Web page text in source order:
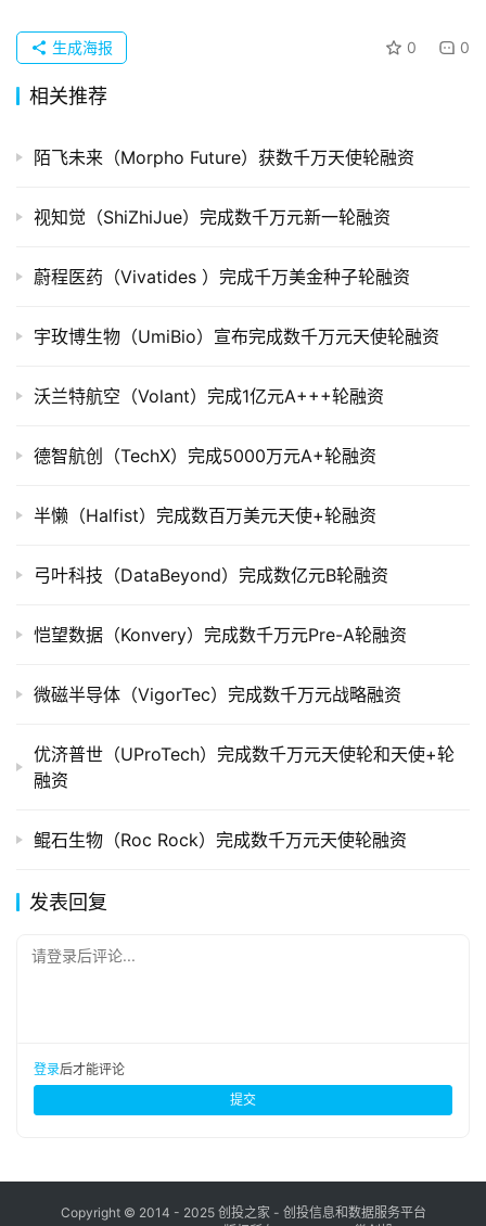
布
并
重
司
上
投
据
创
学
0 0
生成海报
相关推荐
陌飞未来（Morpho Future）获数千万天使轮融资
视知觉（ShiZhiJue）完成数千万元新一轮融资
蔚程医药（Vivatides ）完成千万美金种子轮融资
宇玫博生物（UmiBio）宣布完成数千万元天使轮融资
沃兰特航空（Volant）完成1亿元A+++轮融资
德智航创（TechX）完成5000万元A+轮融资
半懒（Halfist）完成数百万美元天使+轮融资
弓叶科技（DataBeyond）完成数亿元B轮融资
恺望数据（Konvery）完成数千万元Pre-A轮融资
微磁半导体（VigorTec）完成数千万元战略融资
优济普世（UProTech）完成数千万元天使轮和天使+轮
融资
鲲石生物（Roc Rock）完成数千万元天使轮融资
发表回复
请登录后评论...
登录后才能评论
提交
Copyright © 2014 - 2025 创投之家 - 创投信息和数据服务平台